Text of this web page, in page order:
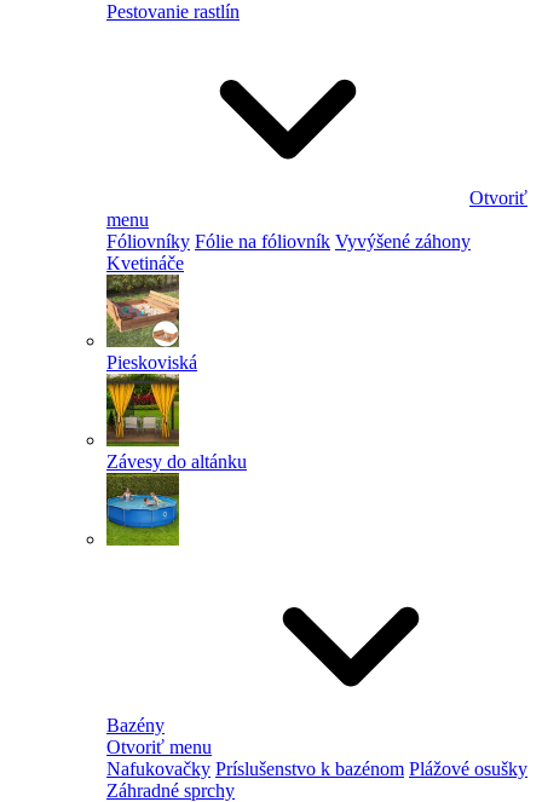
Pestovanie rastlín
Otvoriť
menu
Fóliovníky Fólie na fóliovník Vyvýšené záhony
Kvetináče
Pieskoviská
Závesy do altánku
Bazény
Otvoriť menu
Nafukovačky Príslušenstvo k bazénom Plážové osušky
Záhradné sprchy